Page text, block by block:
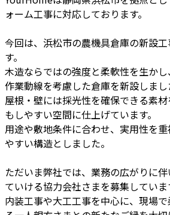
ォーム工事に対応しております。
今回は、浜松市の農機具倉庫の新設
す。
木造ならではの強度と柔軟性を生か
作業動線を考慮した倉庫を新設しまし
屋根・壁には採光性を確保できる素
もしやすい空間に仕上げています。
用途や敷地条件に合わせ、実用性を
やすい構造としました。
ただいま弊社では、業務の広がりに
ていける協力会社さまを募集していま
内装工事や大工工事を中心に、現場